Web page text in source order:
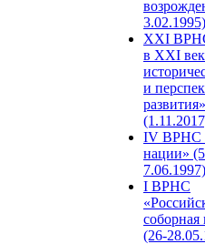
3.02.1995)
XХI
в XXI
и
развития»
IV ВРНС
нации»
7.06.1997)
I ВРНС
(26-